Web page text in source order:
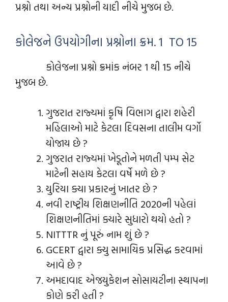
પ્રશ્નો તથા અન્ય પ્રશ્નોની યાદી નીચે મુજબ છે.
કોલેજને ઉપયોગીના પ્રશ્નોના ક્રમ. 1 TO 15
કોલેજના પ્રશ્નો ક્રમાંક નંબર 1 થી 15 નીચે
મુજબ છે.
ગુજરાત રાજ્યમાં કૃષિ વિભાગ દ્વારા શહેરી
મહિલાઓ માટે કેટલા દિવસના તાલીમ વર્ગો
યોજાય છે ?
ગુજરાત રાજ્યમાં ખેડૂતોને મળતી પમ્પ સેટ
માટેની સહાય કેટલા વર્ષે મળે છે ?
યુરિયા ક્યા પ્રકારનું ખાતર છે ?
નવી રાષ્ટ્રીય શિક્ષણનીતિ 2020ની પહેલાં
શિક્ષણનીતિમાં ક્યારે સુધારો થયો હતો ?
NITTTR નું પૂરું નામ શું છે ?
GCERT દ્વારા ક્યુ સામાયિક પ્રસિદ્ધ કરવામાં
આવે છે ?
અમદાવાદ એજયુકેશન સોસાયટીના સ્થાપના
કોણે કરી હતી ?